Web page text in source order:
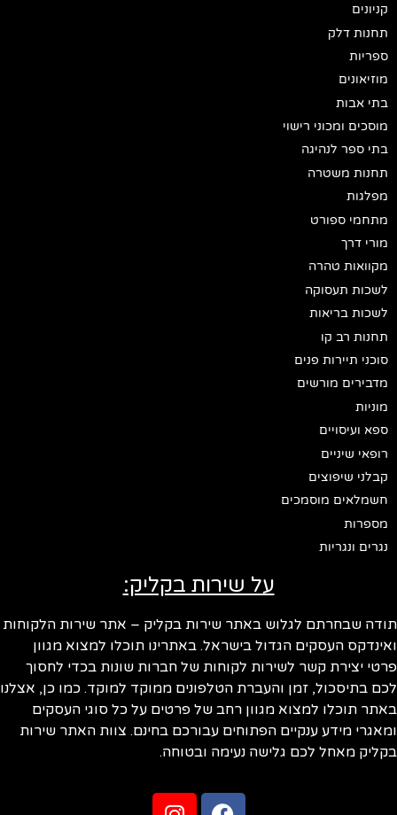
קניונים
תחנות דלק
ספריות
מוזיאונים
בתי אבות
מוסכים ומכוני רישוי
בתי ספר לנהיגה
תחנות משטרה
מפלגות
מתחמי ספורט
מורי דרך
מקוואות טהרה
לשכות תעסוקה
לשכות בריאות
תחנות רב קו
סוכני תיירות פנים
מדבירים מורשים
מוניות
ספא ועיסויים
רופאי שיניים
קבלני שיפוצים
חשמלאים מוסמכים
מספרות
נגרים ונגריות
על שירות בקליק:
שבחרתם לגלוש באתר שירות בקליק – אתר שירות הלקוחות
העסקים הגדול בישראל. באתרינו תוכלו למצוא מגוון
יצירת קשר לשירות לקוחות של חברות שונות בכדי לחסוך
בתיסכול, זמן והעברת הטלפונים ממוקד למוקד. כמו כן, אצלנו
תוכלו למצוא מגוון רחב של פרטים על כל סוגי העסקים
מידע ענקיים הפתוחים עבורכם בחינם. צוות האתר שירות
מאחל לכם גלישה נעימה ובטוחה.